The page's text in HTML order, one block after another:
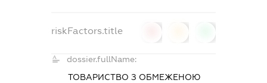
riskFactors.title
dossier.fullName:
ТОВАРИСТВО З ОБМЕЖЕНОЮ